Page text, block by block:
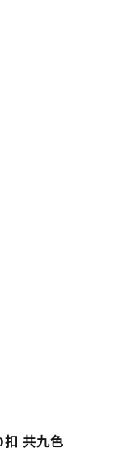
共九色